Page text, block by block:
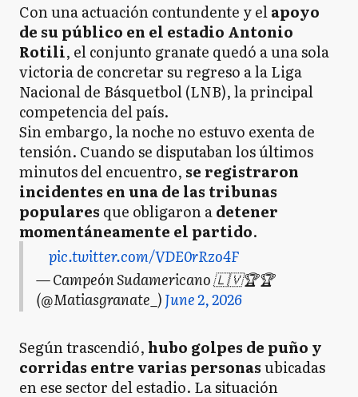
Con una actuación contundente y elapoyo
de su público en el estadio Antonio
Rotili, el conjunto granate quedó a una sola
victoria de concretar su regreso a la Liga
Nacional de Básquetbol (LNB), la principal
competencia del país.
Sin embargo, la noche no estuvo exenta de
tensión. Cuando se disputaban los últimos
minutos del encuentro, se registraron
incidentes en una de las tribunas
populares que obligaron adetener
momentáneamente el partido.
pic.twitter.com/VDE0rRzo4F
— Campeón Sudamericano 🇱🇻🏆🏆
(@Matiasgranate_)June 2, 2026
Según trascendió, hubo golpes de puño y
corridas entre varias personasubicadas
en ese sector del estadio. La situación